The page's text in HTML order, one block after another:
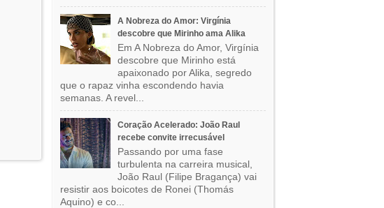
A Nobreza do Amor: Virgínia
descobre que Mirinho ama Alika
Em A Nobreza do Amor, Virgínia
descobre que Mirinho está
apaixonado por Alika, segredo
que o rapaz vinha escondendo havia
semanas. A revel...
Coração Acelerado: João Raul
recebe convite irrecusável
Passando por uma fase
turbulenta na carreira musical,
João Raul (Filipe Bragança) vai
resistir aos boicotes de Ronei (Thomás
Aquino) e co...